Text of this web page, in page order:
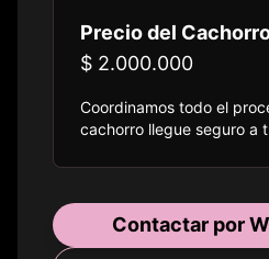
Precio del
$ 2.000.000
Coordinamos todo el
cachorro llegue seguro a
Contactar por